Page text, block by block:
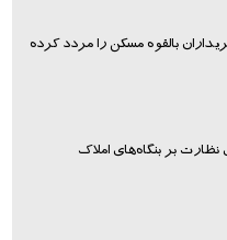
بالقوه مسکن را مردد کرده
نظارت بر بنگاه‌های املاک